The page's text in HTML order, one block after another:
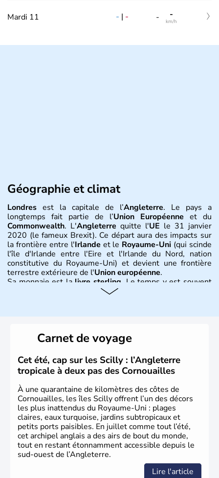
Mardi 11 - | - - -
km/h
Géographie et climat
Londres est la capitale de l’Angleterre. Le pays a
longtemps fait partie de l’Union Européenne et du
Commonwealth. L'Angleterre quitte l'UE le 31 janvier
2020 (le fameux Brexit). Ce départ aura des impacts sur
la frontière entre l'Irlande et le Royaume-Uni (qui scinde
l'île d'Irlande entre l'Eire et l'Irlande du Nord, nation
constitutive du Royaume-Uni) et devient une frontière
terrestre extérieure de l'Union européenne.
Sa monnaie est lalivre sterling . Le temps y est souvent
instable avec de nombreuses précipitations : il s’agit d’un
Histoire et administration
L'Angleterre est l’une des quatre nations constitutives du
Royaume-Uni. Elle est peuplée de plus de 50 millions
d’habitants, les Anglais, et constitue à elle seule, près de
84% de la population de l’ensemble. Le pays s’est créé au
Xème siècle et tient son nom desAngles
germanique installé sur ces terres. Première démocratie
parlementaire au monde, elle doit son développement à
l’essor industriel du XIXème siècle.
Carnet de voyage
Cet été, cap sur les Scilly : l’Angleterre
tropicale à deux pas des Cornouailles
À une quarantaine de kilomètres des côtes de
Cornouailles, les îles Scilly offrent l’un des décors
les plus inattendus du Royaume-Uni : plages
claires, eaux turquoise, jardins subtropicaux et
petits ports paisibles. En juillet comme tout l’été,
cet archipel anglais a des airs de bout du monde,
tout en restant étonnamment accessible depuis le
sud-ouest de l’Angleterre.
Lire l'article